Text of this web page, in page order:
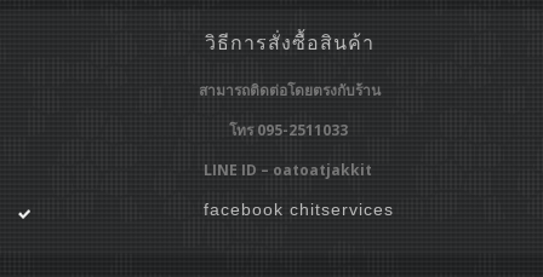
วิธีการสั่งซื้อสินค้า
สามารถติดต่อโดยตรงกับร้าน
โทร 095-2511033
LINE ID – oatoatjakkit
facebook chitservices